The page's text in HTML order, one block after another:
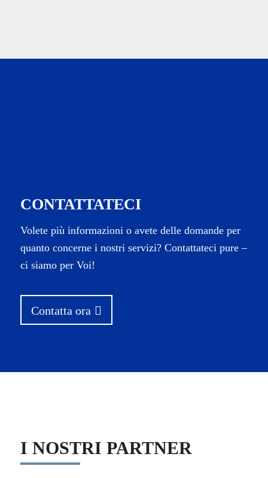
CONTATTATECI
Volete più informazioni o avete delle domande per
quanto concerne i nostri servizi? Contattateci pure –
ci siamo per Voi!
Contatta ora
I NOSTRI PARTNER